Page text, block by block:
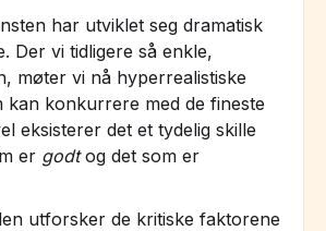
har utviklet seg dramatisk
Der vi tidligere så enkle,
møter vi nå hyperrealistiske
kan konkurrere med de fineste
eksisterer det et tydelig skille
er godtog det som er
utforsker de kritiske faktorene